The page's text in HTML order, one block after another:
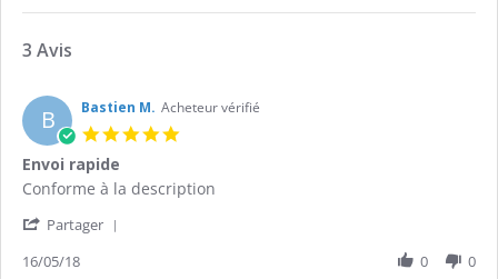
3 Avis
B Bastien M. Acheteur vérifié
Envoi rapide
Review
Bastien
on
review
Envoi
Conforme à la description
Partager
16/05/18 0 0